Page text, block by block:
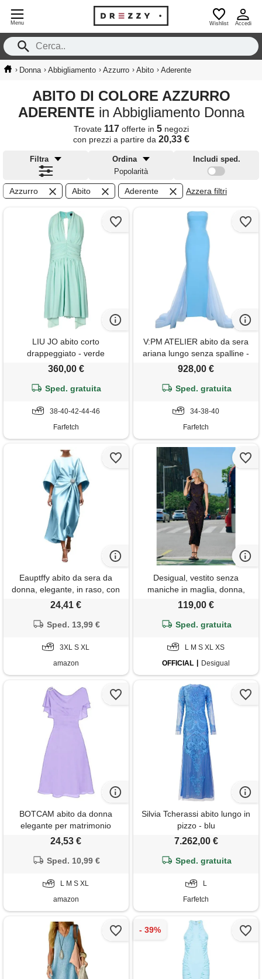
Menu Wishlist Accedi
› Donna › Abbigliamento › Azzurro › Abito › Aderente
ABITO DI COLORE AZZURRO
ADERENTE in Abbigliamento Donna
Trovate 117offerte in 5negozi
con prezzi a partire da 20,33 €
Filtra
Ordina
Popolarità
Includi sped.
Azzurro Abito Aderente Azzera filtri
LIU JO abito corto
drappeggiato - verde
360,00 €
Sped. gratuita
38-40-42-44-46
Farfetch
V:PM ATELIER abito da sera
ariana lungo senza spalline -
blu
928,00 €
Sped. gratuita
34-38-40
Farfetch
Eauptffy abito da sera da
donna, elegante, in raso, con
paillettes floreali, senza
spaghetti, vestibilità aderente,
matrimonio, abito di raso
musulmano, o celeste
24,41 €
Sped. 13,99 €
3XL S XL
amazon
Desigual, vestito senza
maniche in maglia, donna,
poliestere, marrone, l
119,00 €
Sped. gratuita
L M S XL XS
OFFICIAL
Desigual
BOTCAM abito da donna
elegante per matrimonio
lungo con spalle scoperte in
a linea a, abiti da festa, abito
lunghezza al ginocchio, abiti
vintage, abiti
24,53 €
Sped. 10,99 €
L M S XL
amazon
Silvia Tcherassi abito lungo in
pizzo - blu
7.262,00 €
Sped. gratuita
L
Farfetch